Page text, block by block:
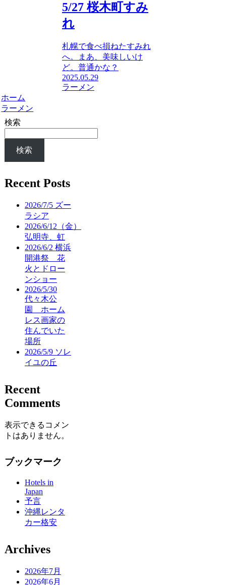
5/27 桜木町すみ
れ
札幌で食べ損ねたすみれ
へ。まあ、美味しいけ
ど。普通かな？
2025.05.29
ラーメン
ホーム
ラーメン
検索
検索
Recent Posts
2026/7/5 ズー
ラシア
2026/6/12（金）
弘明寺、虹
2026/6/2 横浜
開港祭 花
火とドロー
ンショー
2026/5/30
代々木公
園 ホーム
レス画家の
住んでいた
場所
2026/5/9 ソレ
イユの丘
Recent
Comments
表示できるコメン
トはありません。
ブックマーク
Hotels in
Japan
予言
沖縄レンタ
カー格安
Archives
2026年7月
2026年6月